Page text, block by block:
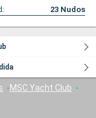
23 Nudos
MSC Yacht Club